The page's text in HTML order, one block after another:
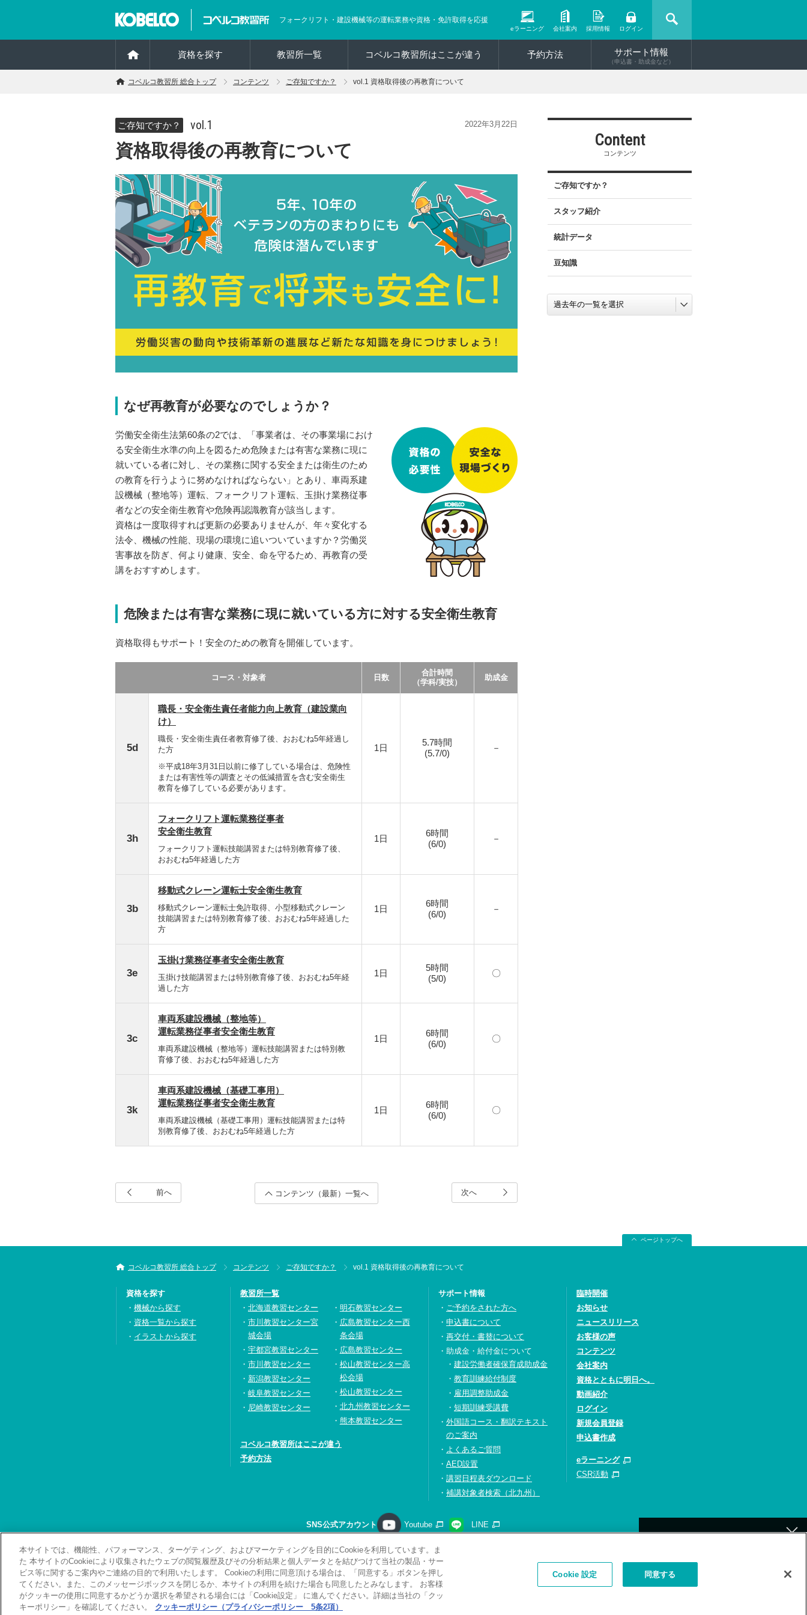
フォークリフト・建設機械等の運転業務や資格・免許取得を応援
eラーニング 会社案内 採用情報 ログイン
資格を探す 教習所一覧 コベルコ教習所はここが違う 予約方法 サポート情報
（申込書・助成金など）
コベルコ教習所 総合トップ コンテンツ ご存知ですか？ vol.1 資格取得後の再教育について
ご存知ですか？ vol.1 2022年3月22日
資格取得後の再教育について
なぜ再教育が必要なのでしょうか？
労働安全衛生法第60条の2では、「事業者は、その事業場におけ
る安全衛生水準の向上を図るため危険または有害な業務に現に
就いている者に対し、その業務に関する安全または衛生のため
の教育を行うように努めなければならない」とあり、車両系建
設機械（整地等）運転、フォークリフト運転、玉掛け業務従事
者などの安全衛生教育や危険再認識教育が該当します。
資格は一度取得すれば更新の必要ありませんが、年々変化する
法令、機械の性能、現場の環境に追いついていますか？労働災
害事故を防ぎ、何より健康、安全、命を守るため、再教育の受
講をおすすめします。
危険または有害な業務に現に就いている方に対する安全衛生教育
資格取得もサポート！安全のための教育を開催しています。
コース・対象者 日数
合計時間
（学科/実技）
助成金
5d
職長・安全衛生責任者能力向上教育（建設業向
け）
職長・安全衛生責任者教育修了後、おおむね5年経過し
た方
※平成18年3月31日以前に修了している場合は、危険性
または有害性等の調査とその低減措置を含む安全衛生
教育を修了している必要があります。
1日
5.7時間
(5.7/0)
－
3h
フォークリフト運転業務従事者
安全衛生教育
フォークリフト運転技能講習または特別教育修了後、
おおむね5年経過した方
1日
6時間
(6/0)
－
3b
移動式クレーン運転士安全衛生教育
移動式クレーン運転士免許取得、小型移動式クレーン
技能講習または特別教育修了後、おおむね5年経過した
方
1日
6時間
(6/0)
－
3e
玉掛け業務従事者安全衛生教育
玉掛け技能講習または特別教育修了後、おおむね5年経
過した方
1日
5時間
(5/0)
〇
3c
車両系建設機械（整地等）
運転業務従事者安全衛生教育
車両系建設機械（整地等）運転技能講習または特別教
育修了後、おおむね5年経過した方
1日
6時間
(6/0)
〇
3k
車両系建設機械（基礎工事用）
運転業務従事者安全衛生教育
車両系建設機械（基礎工事用）運転技能講習または特
別教育修了後、おおむね5年経過した方
1日
6時間
(6/0)
〇
前へ コンテンツ （最新） 一覧へ 次へ
Content
コンテンツ
ご存知ですか？
スタッフ紹介
統計データ
豆知識
ページトップへ
コベルコ教習所 総合トップ コンテンツ ご存知ですか？ vol.1 資格取得後の再教育について
資格を探す
機械から探す
資格一覧から探す
イラストから探す
教習所一覧
北海道教習センター
市川教習センター宮
城会場
宇都宮教習センター
市川教習センター
新潟教習センター
岐阜教習センター
尼崎教習センター
明石教習センター
広島教習センター西
条会場
広島教習センター
松山教習センター高
松会場
松山教習センター
北九州教習センター
熊本教習センター
コベルコ教習所はここが違う
予約方法
サポート情報
ご予約をされた方へ
申込書について
再交付・書替について
助成金・給付金について
建設労働者確保育成助成金
教育訓練給付制度
雇用調整助成金
短期訓練受講費
外国語コース・翻訳テキスト
のご案内
よくあるご質問
AED設置
講習日程表ダウンロード
補講対象者検索（北九州）
臨時開催
お知らせ
ニュースリリース
お客様の声
コンテンツ
会社案内
資格とともに明日へ。
動画紹介
ログイン
新規会員登録
申込書作成
eラーニング
CSR活動
SNS公式アカウント Youtube LINE
お問い合わせ・資料請求 プライバシーポリシー ソーシャルメディアポリシー
サイトマップ
関連リンク
Copyright(C) 2026 Kobelco Training Services Co,.Ltd.
補講が必要なお客様へ
本サイトでは、機能性、パフォーマンス、ターゲティング、およびマーケティングを目的にCookieを利用しています。ま
た 本サイトのCookieにより収集されたウェブの閲覧履歴及びその分析結果と個人データとを結びつけて当社の製品・サー
ビス等に関するご案内やご連絡の目的で利用いたします。 Cookieの利用に同意頂ける場合は、「同意する」ボタンを押し
てください。また、このメッセージボックスを閉じるか、本サイトの利用を続けた場合も同意したとみなします。 お客様
がクッキーの使用に同意するかどうか選択を希望される場合には「Cookie設定」 に進んでください。詳細は当社の「クッ
キーポリシー」を確認してください。
クッキーポリシー（プライバシーポリシー 5条2項）
Cookie 設定 同意する